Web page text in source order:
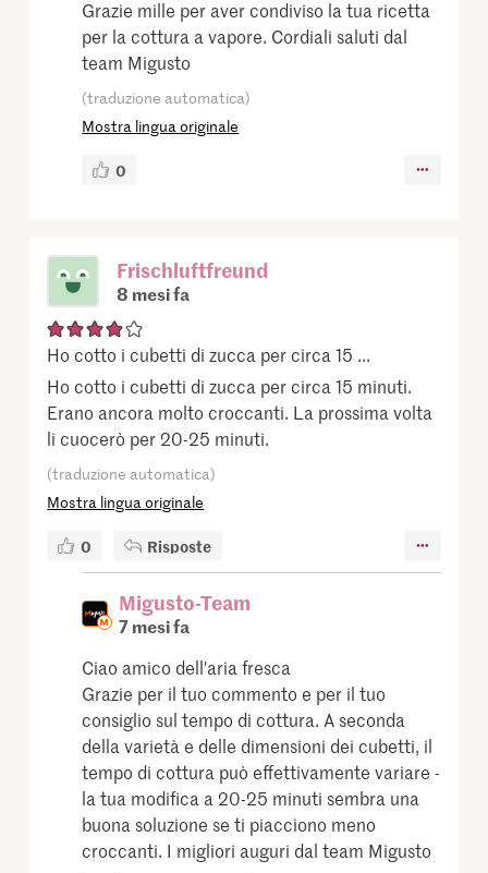
Grazie mille per aver condiviso la tua ricetta
per la cottura a vapore. Cordiali saluti dal
team Migusto
(traduzione automatica)
Mostra lingua originale
0
Frischluftfreund
8 mesi fa
Ho cotto i cubetti di zucca per circa 15 ...
Ho cotto i cubetti di zucca per circa 15 minuti.
Erano ancora molto croccanti. La prossima volta
li cuocerò per 20-25 minuti.
(traduzione automatica)
Mostra lingua originale
0 Risposte
Migusto-Team
7 mesi fa
Ciao amico dell'aria fresca
Grazie per il tuo commento e per il tuo
consiglio sul tempo di cottura. A seconda
della varietà e delle dimensioni dei cubetti, il
tempo di cottura può effettivamente variare -
la tua modifica a 20-25 minuti sembra una
buona soluzione se ti piacciono meno
croccanti. I migliori auguri dal team Migusto